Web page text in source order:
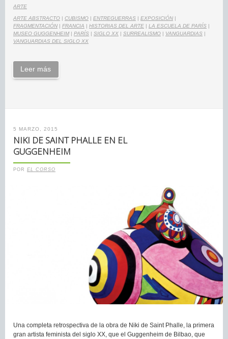
ARTE
ARTE ABSTRACTO | CUBISMO | ENTREGUERRAS | EXPOSICIÓN |
FRAGMENTACIÓN | FRANCIA | HISTORIAS DEL ARTE | LA ESCUELA DE PARÍS |
MUSEO GUGGENHEIM | PARÍS | SIGLO XX | SURREALISMO | VANGUARDIAS |
VANGUARDIAS DEL SIGLO XX
Leer más
5 MARZO, 2015
NIKI DE SAINT PHALLE EN EL
GUGGENHEIM
POR EL CORSO
Una completa retrospectiva de la obra de Niki de Saint Phalle, la primera
gran artista feminista del siglo XX, que el Guggenheim de Bilbao, que